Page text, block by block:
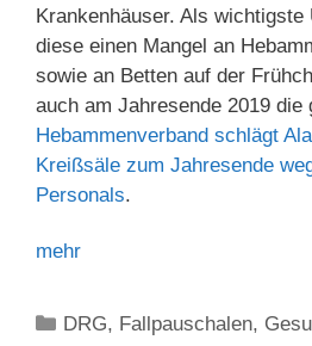
Krankenhäuser. Als wichtigste
diese einen Mangel an
sowie an Betten auf der
auch am Jahresende 2019 die
Hebammenverband schlägt
Kreißsäle zum Jahresende
Personals.
mehr
Kategorien
DRG, Fallpauschalen,